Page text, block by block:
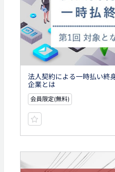
法人契約による一時払い終
企業とは
会員限定(無料)